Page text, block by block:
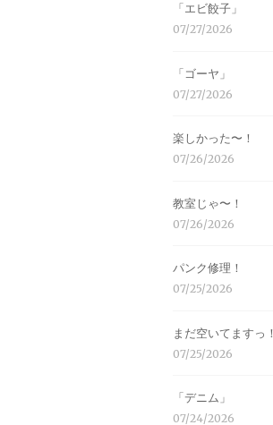
「エビ餃子」
07/27/2026
「ゴーヤ」
07/27/2026
楽しかった〜！
07/26/2026
教室じゃ〜！
07/26/2026
パンク修理！
07/25/2026
まだ空いてますっ！
07/25/2026
「デニム」
07/24/2026